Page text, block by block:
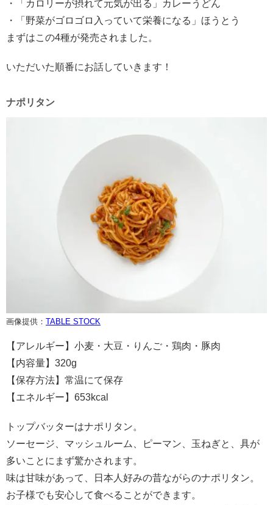
・「カロリーが摂れて元気が出る」カレーうどん
・「野菜がゴロゴロ入っていて栄養になる」ほうとう
まずはこの4種が発売されました。
いただいた順番にお話していきます！
ナポリタン
画像提供： TABLE STOCK
【アレルギー】小麦・大豆・りんご・鶏肉・豚肉
【内容量】320g
【保存方法】常温にて保存
【エネルギー】653kcal
トップバッターはナポリタン。
ソーセージ、マッシュルーム、ピーマン、玉ねぎと、具が
多いことにまず驚かされます。
味は甘味があって、日本人好みの昔ながらのナポリタン。
お子様でも安心して食べることができます。